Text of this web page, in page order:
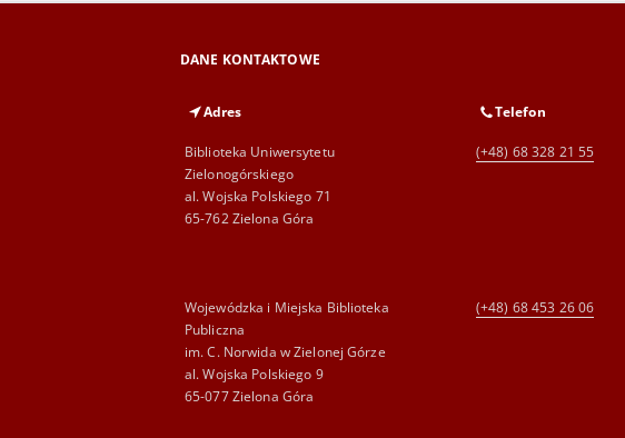
DANE KONTAKTOWE
Adres
Biblioteka Uniwersytetu
Zielonogórskiego
al. Wojska Polskiego 71
65-762 Zielona Góra
Telefon
(+48) 68 328 21 55
Wojewódzka i Miejska Biblioteka
Publiczna
im. C. Norwida w Zielonej Górze
al. Wojska Polskiego 9
65-077 Zielona Góra
(+48) 68 453 26 06